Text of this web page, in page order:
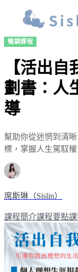
暢銷課程
【活出
劃書：人
導
幫助你從迷惘到清
標，掌握人生駕馭權
席斯琳（Sislin）
課程簡介課程要點